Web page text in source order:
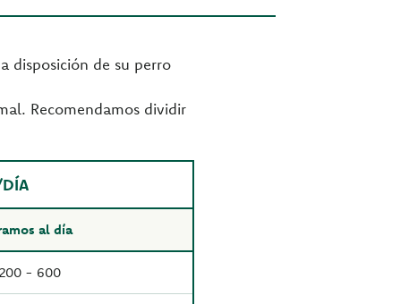
disposición de su perro
Recomendamos dividir
al día
200 - 600